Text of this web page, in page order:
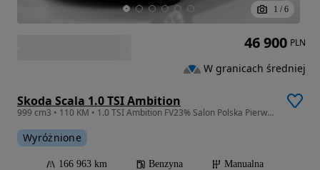
1 / 6
Skoda Scala 1.0 TSI Ambition
999 cm3 • 110 KM • 1.0 TSI Ambition FV23% Salon Polska Pierwszy właściciel
Wyróżnione
166 963 km Benzyna
Manualna
46 900 PLN
W granicach średniej